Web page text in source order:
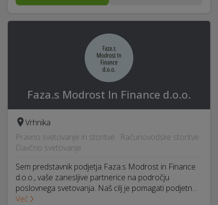
Faza.s Modrost In Finance d.o.o.
Vrhnika
Pravno svetovanje in storitve · Računovodske storitve ·
Davčno svetovanje
Sem predstavnik podjetja Faza.s Modrost in Finance
d.o.o., vaše zanesljive partnerice na področju
poslovnega svetovanja. Naš cilj je pomagati podjetn…
Več